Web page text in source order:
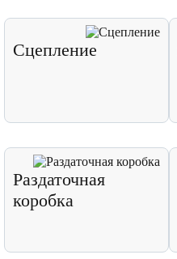
Сцепление
Раздаточная
коробка